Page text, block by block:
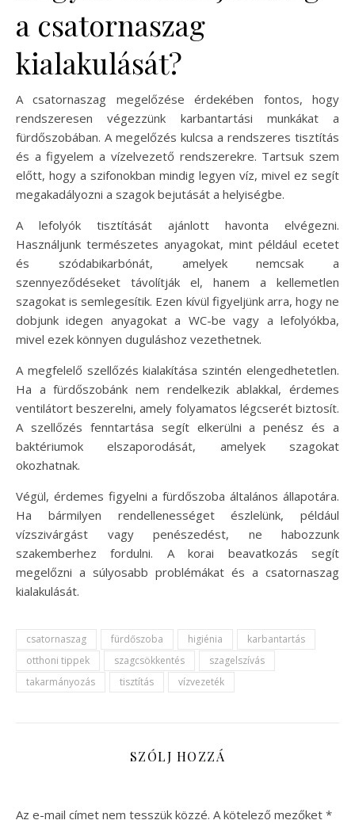
a csatornaszag
kialakulását?
A csatornaszag megelőzése érdekében fontos, hogy
rendszeresen végezzünk karbantartási munkákat a
fürdőszobában. A megelőzés kulcsa a rendszeres tisztítás
és a figyelem a vízelvezető rendszerekre. Tartsuk szem
előtt, hogy a szifonokban mindig legyen víz, mivel ez segít
megakadályozni a szagok bejutását a helyiségbe.
A lefolyók tisztítását ajánlott havonta elvégezni.
Használjunk természetes anyagokat, mint például ecetet
és szódabikarbónát, amelyek nemcsak a
szennyeződéseket távolítják el, hanem a kellemetlen
szagokat is semlegesítik. Ezen kívül figyeljünk arra, hogy ne
dobjunk idegen anyagokat a WC-be vagy a lefolyókba,
mivel ezek könnyen duguláshoz vezethetnek.
A megfelelő szellőzés kialakítása szintén elengedhetetlen.
Ha a fürdőszobánk nem rendelkezik ablakkal, érdemes
ventilátort beszerelni, amely folyamatos légcserét biztosít.
A szellőzés fenntartása segít elkerülni a penész és a
baktériumok elszaporodását, amelyek szagokat
okozhatnak.
Végül, érdemes figyelni a fürdőszoba általános állapotára.
Ha bármilyen rendellenességet észlelünk, például
vízszivárgást vagy penészedést, ne habozzunk
szakemberhez fordulni. A korai beavatkozás segít
megelőzni a súlyosabb problémákat és a csatornaszag
kialakulását.
csatornaszag fürdőszoba higiénia
karbantartás
otthoni tippek
szagcsökkentés
szagelszívás
takarmányozás
tisztítás vízvezeték
SZÓLJ HOZZÁ
Az e-mail címet nem tesszük közzé. A kötelező mezőket *